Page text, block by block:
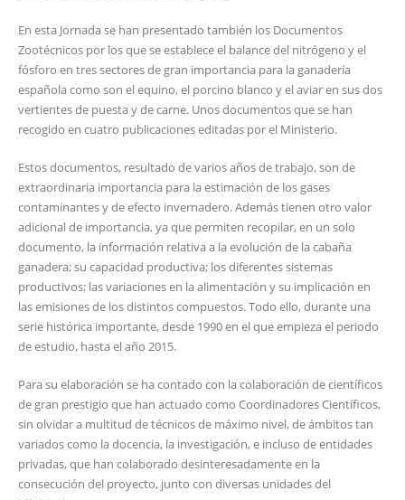
En esta Jornada se han presentado también los Documentos
Zootécnicos por los que se establece el balance del nitrógeno y el
fósforo en tres sectores de gran importancia para la ganadería
española como son el equino, el porcino blanco y el aviar en sus dos
vertientes de puesta y de carne. Unos documentos que se han
recogido en cuatro publicaciones editadas por el Ministerio.
Estos documentos, resultado de varios años de trabajo, son de
extraordinaria importancia para la estimación de los gases
contaminantes y de efecto invernadero. Además tienen otro valor
adicional de importancia, ya que permiten recopilar, en un solo
documento, la información relativa a la evolución de la cabaña
ganadera; su capacidad productiva; los diferentes sistemas
productivos; las variaciones en la alimentación y su implicación en
las emisiones de los distintos compuestos. Todo ello, durante una
serie histórica importante, desde 1990 en el que empieza el periodo
de estudio, hasta el año 2015.
Para su elaboración se ha contado con la colaboración de científicos
de gran prestigio que han actuado como Coordinadores Científicos,
sin olvidar a multitud de técnicos de máximo nivel, de ámbitos tan
variados como la docencia, la investigación, e incluso de entidades
privadas, que han colaborado desinteresadamente en la
consecución del proyecto, junto con diversas unidades del